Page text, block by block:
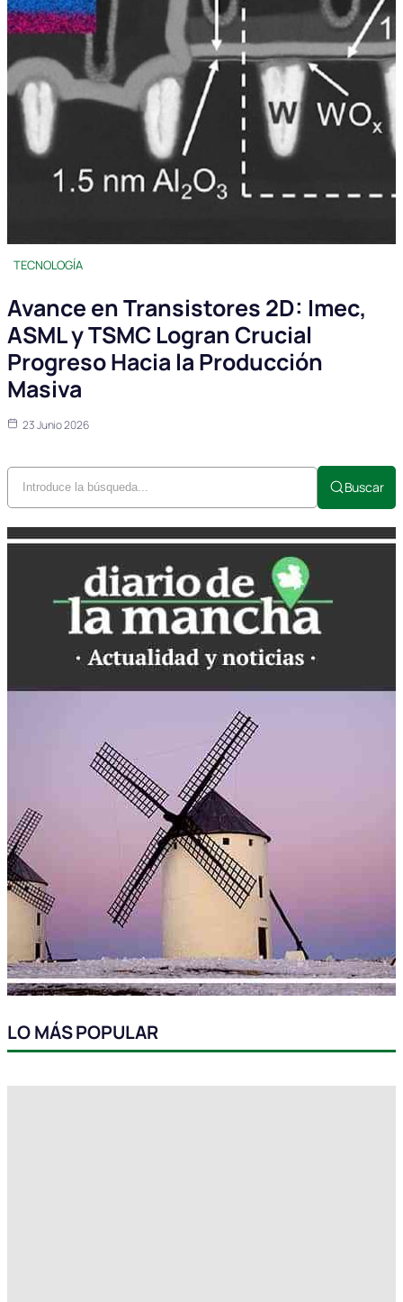
TECNOLOGÍA
Avance en Transistores 2D: Imec,
ASML y TSMC Logran Crucial
Progreso Hacia la Producción
Masiva
23 Junio 2026
Buscar
LO MÁS POPULAR